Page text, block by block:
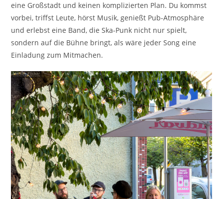
eine Großstadt und keinen komplizierten Plan. Du kommst
vorbei, triffst Leute, hörst Musik, genießt Pub-Atmosphäre
und erlebst eine Band, die Ska-Punk nicht nur spielt,
sondern auf die Bühne bringt, als wäre jeder Song eine
Einladung zum Mitmachen.